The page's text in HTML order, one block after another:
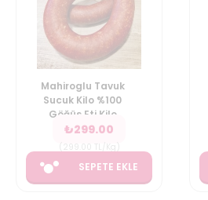
Mahiroglu Tavuk
Sucuk Kilo %100
Göğüs Eti Kilo
₺299.00
SEPETE EKLE